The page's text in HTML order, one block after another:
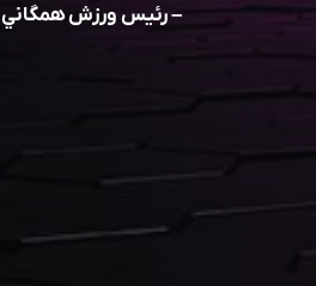
– رئيس ورزش همگاني